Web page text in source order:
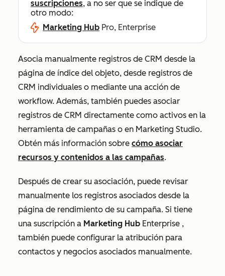
suscripciones, a no ser que se indique de
otro modo:
Marketing Hub Pro, Enterprise
Asocia manualmente registros de CRM desde la
página de índice del objeto, desde registros de
CRM individuales o mediante una acción de
workflow. Además, también puedes asociar
registros de CRM directamente como activos en la
herramienta de campañas o en Marketing Studio.
Obtén más información sobre cómo asociar
recursos y contenidos a las campañas.
Después de crear su asociación, puede revisar
manualmente los registros asociados desde la
página de rendimiento de su campaña. Si tiene
una suscripción a Marketing Hub Enterprise ,
también puede configurar la atribución para
contactos y negocios asociados manualmente.